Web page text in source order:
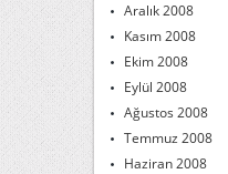
Aralık 2008
Kasım 2008
Ekim 2008
Eylül 2008
Ağustos 2008
Temmuz 2008
Haziran 2008